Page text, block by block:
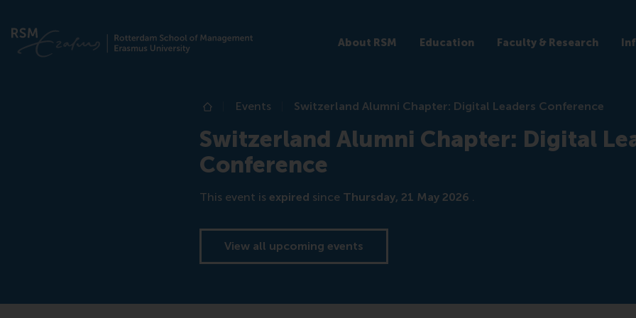
About RSM Education Faculty & Research
Home
Events Switzerland Alumni Chapter: Digital Leaders Conference
Switzerland Alumni Chapter: Digital
Conference
This event is expired since Thursday, 21 May 2026 .
View all upcoming events